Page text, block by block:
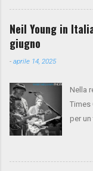
il tour
Neil Young in
giugno
- aprile 14, 2025
Nella
Times
per
Non
album